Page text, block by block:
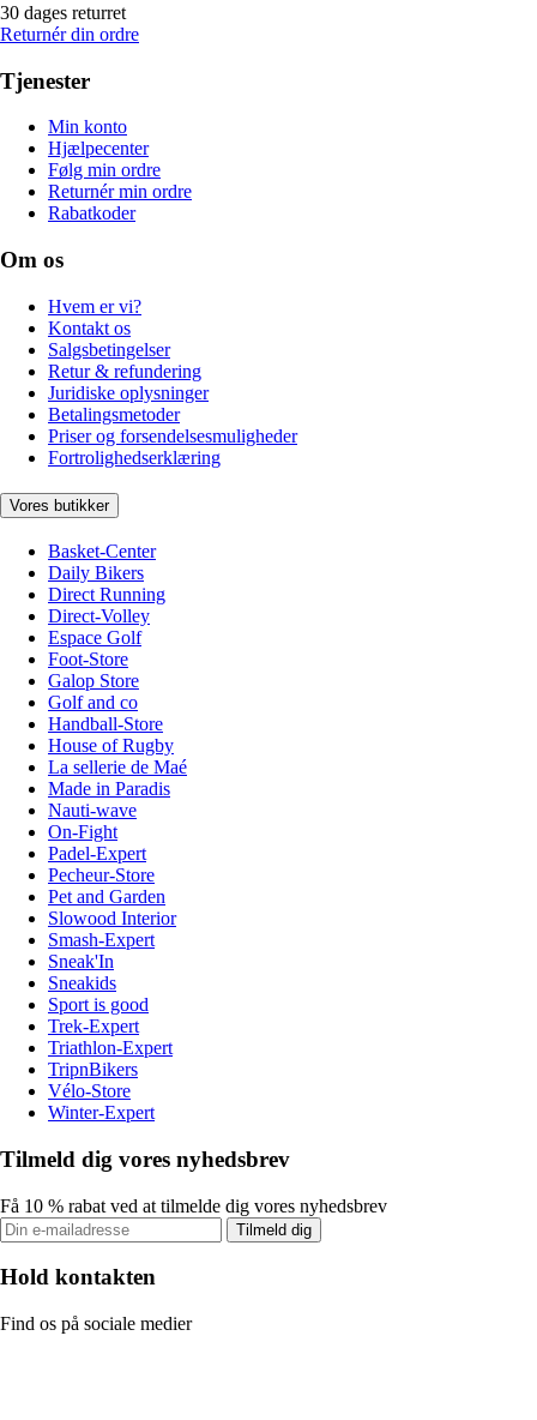
30 dages returret
Returnér din ordre
Tjenester
Min konto
Hjælpecenter
Følg min ordre
Returnér min ordre
Rabatkoder
Om os
Hvem er vi?
Kontakt os
Salgsbetingelser
Retur & refundering
Juridiske oplysninger
Betalingsmetoder
Priser og forsendelsesmuligheder
Fortrolighedserklæring
Vores butikker
Basket-Center
Daily Bikers
Direct Running
Direct-Volley
Espace Golf
Foot-Store
Galop Store
Golf and co
Handball-Store
House of Rugby
La sellerie de Maé
Made in Paradis
Nauti-wave
On-Fight
Padel-Expert
Pecheur-Store
Pet and Garden
Slowood Interior
Smash-Expert
Sneak'In
Sneakids
Sport is good
Trek-Expert
Triathlon-Expert
TripnBikers
Vélo-Store
Winter-Expert
Tilmeld dig vores nyhedsbrev
Få 10 % rabat ved at tilmelde dig vores nyhedsbrev
Tilmeld dig
Hold kontakten
Find os på sociale medier